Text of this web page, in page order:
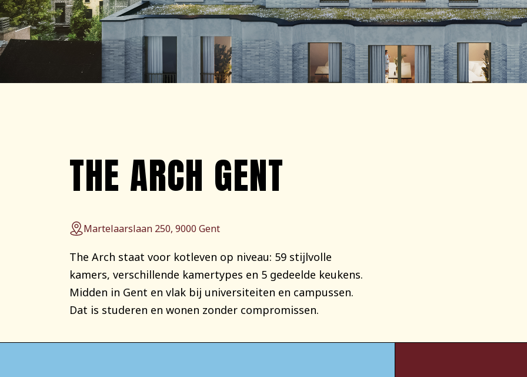
THE ARCH GENT
Martelaarslaan 250, 9000 Gent
The Arch staat voor kotleven op niveau: 59 stijlvolle
kamers, verschillende kamertypes en 5 gedeelde keukens.
Midden in Gent en vlak bij universiteiten en campussen.
Dat is studeren en wonen zonder compromissen.